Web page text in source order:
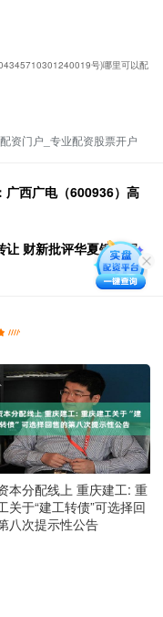
号)哪里可以配
资门户_专业配资股票开户
广西广电（600936）高
让 财新批评华夏银行深
本分配线上 重庆建工: 重
关于“建工转债”可选择回
八次提示性公告